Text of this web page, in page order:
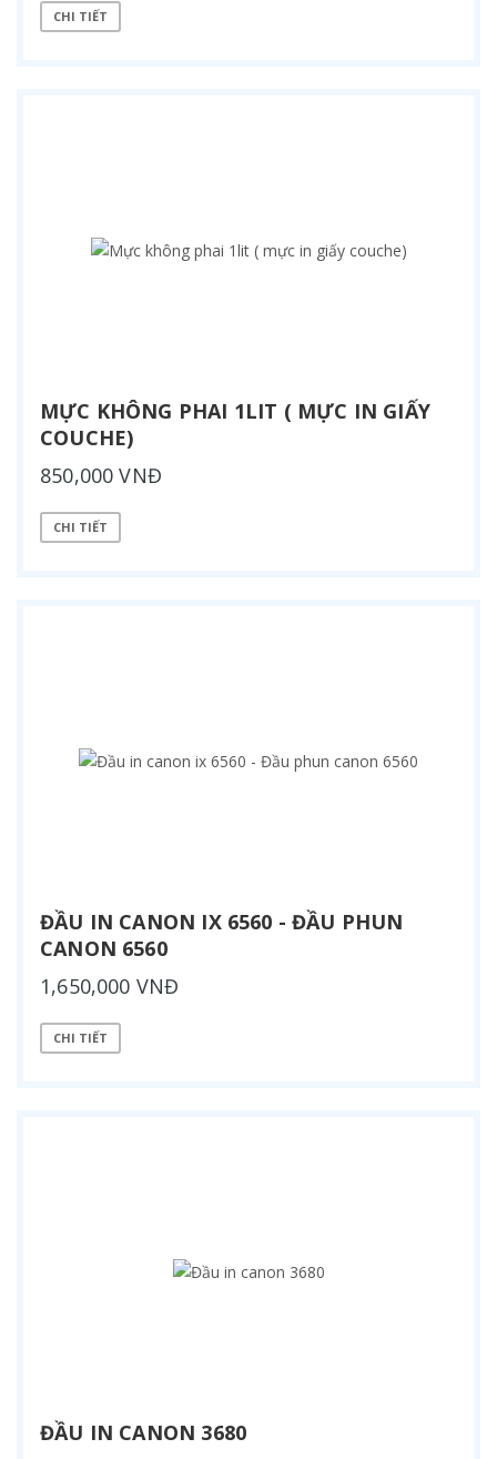
CHI TIẾT
MỰC KHÔNG PHAI 1LIT ( MỰC IN GIẤY
COUCHE)
850,000 VNĐ
CHI TIẾT
ĐẦU IN CANON IX 6560 - ĐẦU PHUN
CANON 6560
1,650,000 VNĐ
CHI TIẾT
ĐẦU IN CANON 3680